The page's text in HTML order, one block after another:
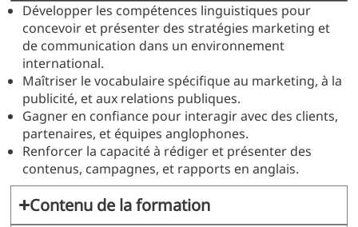
Développer les compétences linguistiques pour
concevoir et présenter des stratégies marketing et
de communication dans un environnement
international.
Maîtriser le vocabulaire spécifique au marketing, à la
publicité, et aux relations publiques.
Gagner en confiance pour interagir avec des clients,
partenaires, et équipes anglophones.
Renforcer la capacité à rédiger et présenter des
contenus, campagnes, et rapports en anglais.
Contenu de la formation